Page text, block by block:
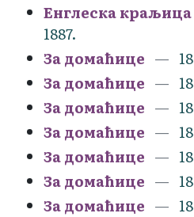
Енглеска
1887.
За домаћице
За домаћице
За домаћице
За домаћице
За домаћице
За домаћице
За домаћице